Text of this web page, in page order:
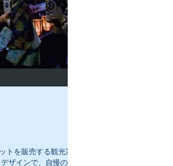
トを販売する観光案
ザインで、自慢の地